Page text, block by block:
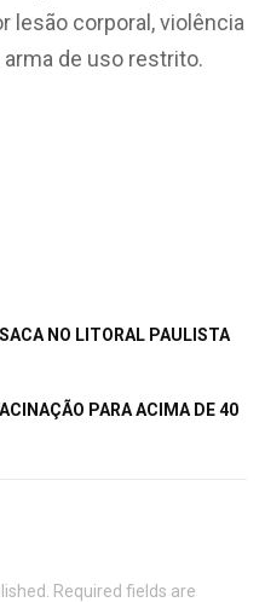
lesão corporal, violência
de uso restrito.
NO LITORAL PAULISTA
PARA ACIMA DE 40
Required fields are